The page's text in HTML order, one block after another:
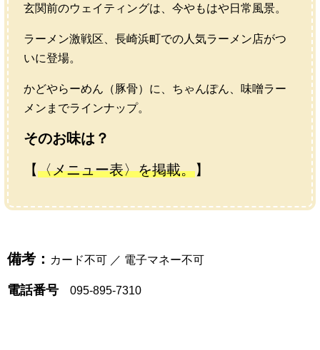
玄関前のウェイティングは、今やもはや日常風景。
ラーメン激戦区、長崎浜町での人気ラーメン店がつ
いに登場。
かどやらーめん（豚骨）に、ちゃんぽん、味噌ラー
メンまでラインナップ。
そのお味は？
【〈メニュー表〉を掲載。】
備考： カード不可 ／ 電子マネー不可
電話番号 095-895-7310